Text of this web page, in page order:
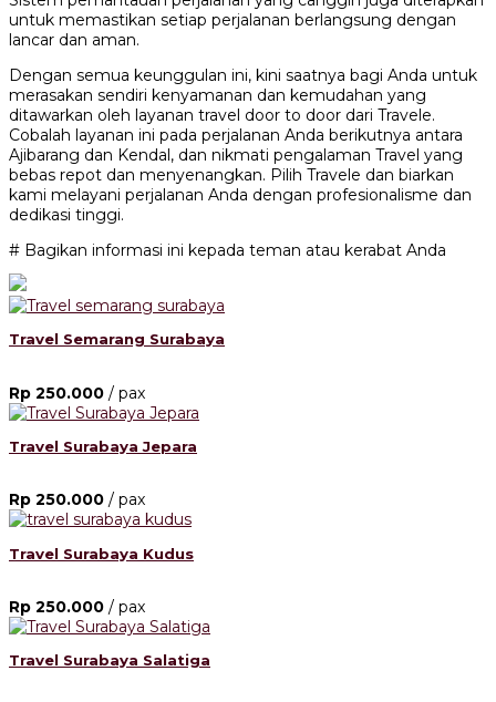
untuk memastikan setiap perjalanan berlangsung dengan
lancar dan aman.
Dengan semua keunggulan ini, kini saatnya bagi Anda untuk
merasakan sendiri kenyamanan dan kemudahan yang
ditawarkan oleh layanan travel door to door dari Travele.
Cobalah layanan ini pada perjalanan Anda berikutnya antara
Ajibarang dan Kendal, dan nikmati pengalaman Travel yang
bebas repot dan menyenangkan. Pilih Travele dan biarkan
kami melayani perjalanan Anda dengan profesionalisme dan
dedikasi tinggi.
# Bagikan informasi ini kepada teman atau kerabat Anda
Travel Semarang Surabaya
Rp 250.000 / pax
Travel Surabaya Jepara
Rp 250.000 / pax
Travel Surabaya Kudus
Rp 250.000 / pax
Travel Surabaya Salatiga